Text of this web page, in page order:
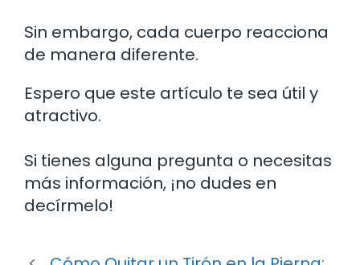
Sin embargo, cada cuerpo reacciona
de manera diferente.
Espero que este artículo te sea útil y
atractivo.
Si tienes alguna pregunta o necesitas
más información, ¡no dudes en
decírmelo!